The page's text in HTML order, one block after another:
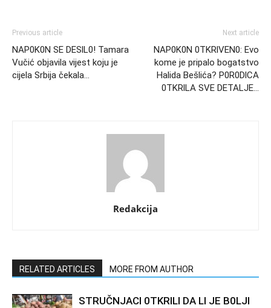
Previous article
NAP0K0N SE DESlL0! Tamara
Vučić objavila vijest koju je
cijela Srbija čekala…
Next article
NAP0K0N 0TKRlVEN0: Evo
kome je pripalo bogatstvo
Halida Bešlića? P0R0DlCA
0TKRlLA SVE DETALJE…
Redakcija
RELATED ARTICLES MORE FROM AUTHOR
STRUČNJACI 0TKRILI DA LI JE B0LJI